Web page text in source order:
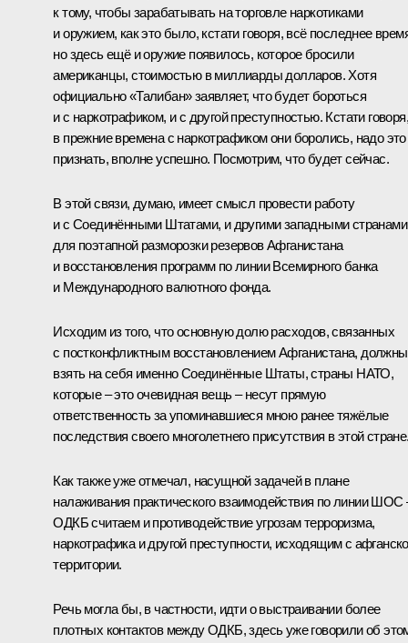
к тому, чтобы зарабатывать на торговле наркотиками
и оружием, как это было, кстати говоря, всё последнее
но здесь ещё и оружие появилось, которое бросили
американцы, стоимостью в миллиарды долларов. Хотя
официально «Талибан» заявляет, что будет бороться
и с наркотрафиком, и с другой преступностью. Кстати говоря,
в прежние времена с наркотрафиком они боролись, надо это
признать, вполне успешно. Посмотрим, что будет сейчас.
В этой связи, думаю, имеет смысл провести работу
и с Соединёнными Штатами, и другими западными странами
для поэтапной разморозки резервов Афганистана
и восстановления программ по линии Всемирного банка
и Международного валютного фонда.
Исходим из того, что основную долю расходов, связанных
с постконфликтным восстановлением Афганистана, должны
взять на себя именно Соединённые Штаты, страны НАТО,
которые – это очевидная вещь – несут прямую
ответственность за упоминавшиеся мною ранее тяжёлые
последствия своего многолетнего присутствия в этой
Как также уже отмечал, насущной задачей в плане
налаживания практического взаимодействия по линии ШОС
ОДКБ считаем и противодействие угрозам терроризма,
наркотрафика и другой преступности, исходящим с
территории.
Речь могла бы, в частности, идти о выстраивании более
плотных контактов между ОДКБ, здесь уже говорили об